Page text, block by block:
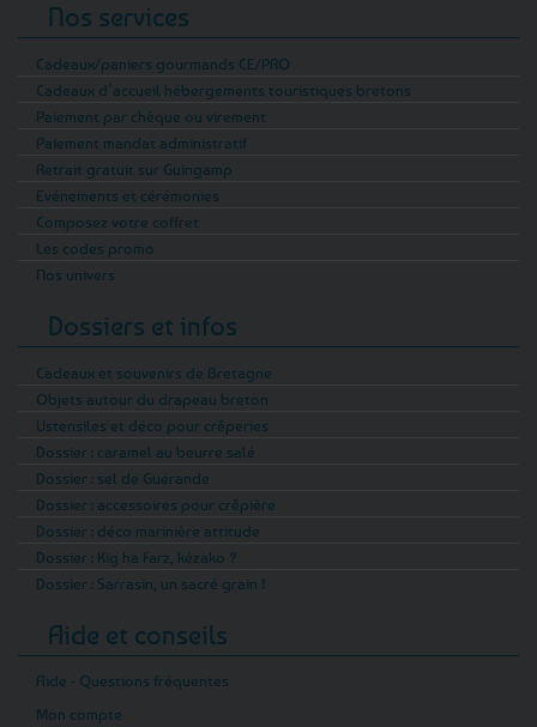
Nos services
Cadeaux/paniers gourmands CE/PRO
Cadeaux d’accueil hébergements touristiques bretons
Paiement par chèque ou virement
Paiement mandat administratif
Retrait gratuit sur Guingamp
Evénements et cérémonies
Composez votre coffret
Les codes promo
Nos univers
Dossiers et infos
Cadeaux et souvenirs de Bretagne
Objets autour du drapeau breton
Ustensiles et déco pour crêperies
Dossier : caramel au beurre salé
Dossier : sel de Guérande
Dossier : accessoires pour crêpière
Dossier : déco marinière attitude
Dossier : Kig ha Farz, kézako ?
Dossier : Sarrasin, un sacré grain !
Aide et conseils
Aide - Questions fréquentes
Mon compte